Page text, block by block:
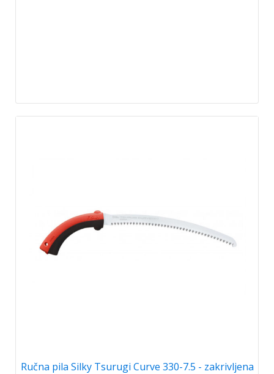
Ručna pila Silky Tsurugi Curve 330-7.5 - zakrivljena